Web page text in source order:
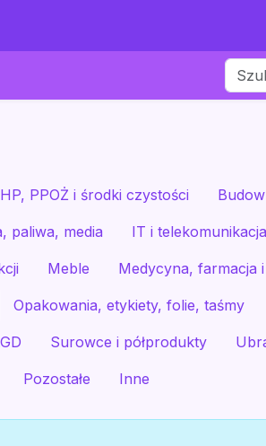
PPOŻ i środki czystości
paliwa, media IT i telekomunikacja
Meble Medycyna, farmacja
Opakowania, etykiety, folie, taśmy
Surowce i półprodukty
Pozostałe Inne